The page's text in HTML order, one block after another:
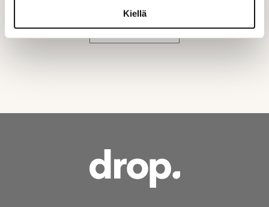
Kiellä
Lue lisää